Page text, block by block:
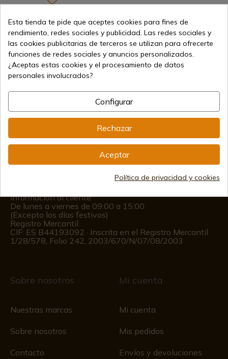
Envíos internacionales
info@aceros-de-hispania.com
Información al cliente
De lunes a viernes de 09:00 a 15:00
(Excepto los días festivos)
Registro Mercantil
CIF: ES B44193092 · Inscrita en el Registro Mercantil
1/28/578, Folio 242, 2003/670/N/07/08/2003
Sobre nosotros
Nuestras marcas
Sobre nosotros
Contacto
Mi cuenta
Mi cuenta
Mis pedidos
Envíos y devoluciones
Esta tienda te pide que aceptes cookies para fines de
rendimiento, redes sociales y publicidad. Las redes sociales y
las cookies publicitarias de terceros se utilizan para ofrecerte
funciones de redes sociales y anuncios personalizados.
¿Aceptas estas cookies y el procesamiento de datos
personales involucrados?
Configurar
Rechazar
Aceptar
Política de privacidad y cookies